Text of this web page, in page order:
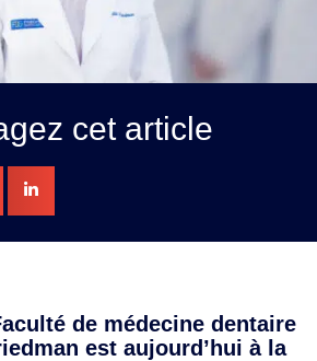
cet article
de médecine dentaire
est aujourd’hui à la